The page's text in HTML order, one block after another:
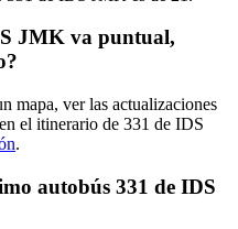
JMK va puntual,
mapa, ver las actualizaciones
el itinerario de 331 de IDS
.
autobús 331 de IDS